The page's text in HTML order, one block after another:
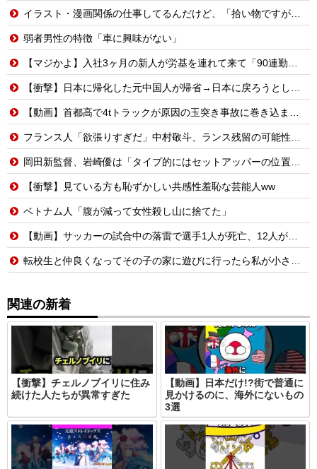
イラスト・漫画関係の仕事してるんだけど、「拾い物ですが」とか言ってTwitterで勝手に自分の画像を出されるのに違和感を覚える。。
弱者男性の特徴「車に興味がない」
【マジかよ】入社3ヶ月の新人が労基を連れて来て「90連勤させられました」「労働基準法違反です」→俺「彼は30連休中ですが?」
【衝撃】日本に帰化した元中国人が帰省→日本に戻ろうとしたら…
【動画】首都高で4tトラックが原因の玉突き事故に巻き込まれた軽バンの車載。
フランス人「欲張りすぎだ」中村敬斗、ランス残留の可能性を会長が示唆！移籍金が交渉の壁に..現地サポの本音がこれ！【海外の反応】
岡田新監督、岩崎優は「タイプ的にはセットアッパーの位置が一番合うてる」←おーん
【衝撃】見ている方も恥ずかしい共感性羞恥な芸能人ww
ベトナム人「腹が減って女性殺し山に捨てた」
【動画】サッカーの試合中の落雷で選手1人が死亡、12人が負傷した事故。
転校生と仲良くなってその子の家に遊びに行ったら私が小さい頃に撮った写真があった
関連の新着
【衝撃】チェルノブイリに住み
続けた人たちが異常すぎた
【動画】日本だけ!?街で普通に
見かけるのに、海外にないもの
3選